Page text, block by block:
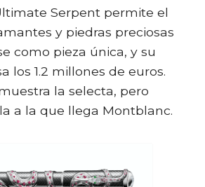
Serpent permite el
y piedras preciosas
como pieza única, y su
los 1.2 millones de euros.
la selecta, pero
a la que llega Montblanc.